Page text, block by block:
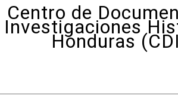
Centro de
Investigaciones
Honduras